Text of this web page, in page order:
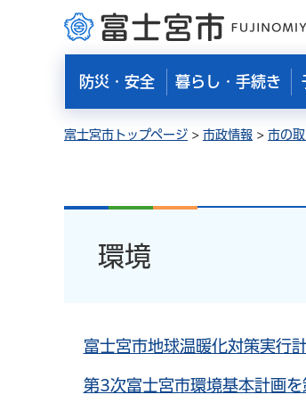
富士宮市
防災・安全 暮らし・手続き
富士宮市トップページ > 市政情報 > 市の
環境
富士宮市地球温暖化対策実行
第3次富士宮市環境基本計画を